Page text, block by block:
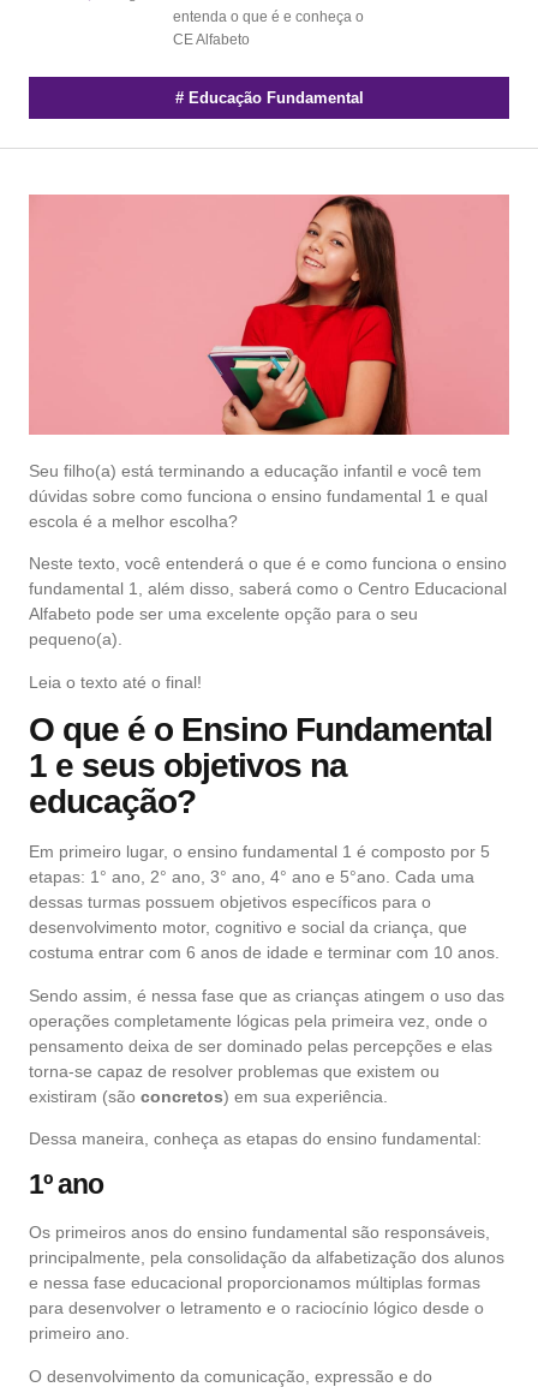
entenda o que é e conheça o
CE Alfabeto
# Educação Fundamental
Seu filho(a) está terminando a educação infantil e você tem
dúvidas sobre como funciona o ensino fundamental 1 e qual
escola é a melhor escolha?
Neste texto, você entenderá o que é e como funciona o ensino
fundamental 1, além disso, saberá como o Centro Educacional
Alfabeto pode ser uma excelente opção para o seu
pequeno(a).
Leia o texto até o final!
O que é o Ensino Fundamental
1 e seus objetivos na
educação?
Em primeiro lugar, o ensino fundamental 1 é composto por 5
etapas: 1° ano, 2° ano, 3° ano, 4° ano e 5°ano. Cada uma
dessas turmas possuem objetivos específicos para o
desenvolvimento motor, cognitivo e social da criança, que
costuma entrar com 6 anos de idade e terminar com 10 anos.
Sendo assim, é nessa fase que as crianças atingem o uso das
operações completamente lógicas pela primeira vez, onde o
pensamento deixa de ser dominado pelas percepções e elas
torna-se capaz de resolver problemas que existem ou
existiram (são concretos) em sua experiência.
Dessa maneira, conheça as etapas do ensino fundamental:
1º ano
Os primeiros anos do ensino fundamental são responsáveis,
principalmente, pela consolidação da alfabetização dos alunos
e nessa fase educacional proporcionamos múltiplas formas
para desenvolver o letramento e o raciocínio lógico desde o
primeiro ano.
O desenvolvimento da comunicação, expressão e do